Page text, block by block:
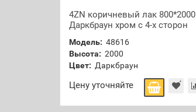
4ZN коричневый лак 800*2000
Даркбраун хром с 4-х сторон
Модель: 48616
Высота: 2000
Цвет: Даркбраун
Цену уточняйте